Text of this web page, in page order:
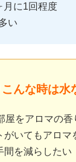
月に1回程度
い
んな時は水
屋をアロマの
がいてもアロマ
間を減らしたい